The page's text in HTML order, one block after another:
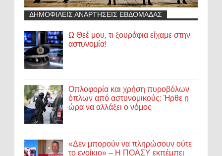
ΔΗΜΟΦΙΛΕΙΣ ΑΝΑΡΤΗΣΕΙΣ ΕΒΔΟΜΑΔΑΣ
Ω Θεέ μου, τι ξουράφια είχαμε στην
αστυνομία!
Οπλοφορία και χρήση πυροβόλων
όπλων από αστυνομικούς: Ήρθε η
ώρα να αλλάξει ο νόμος
«Δεν μπορούν να πληρώσουν ούτε
το ενοίκιο» – Η ΠΟΑΣΥ εκπέμπει